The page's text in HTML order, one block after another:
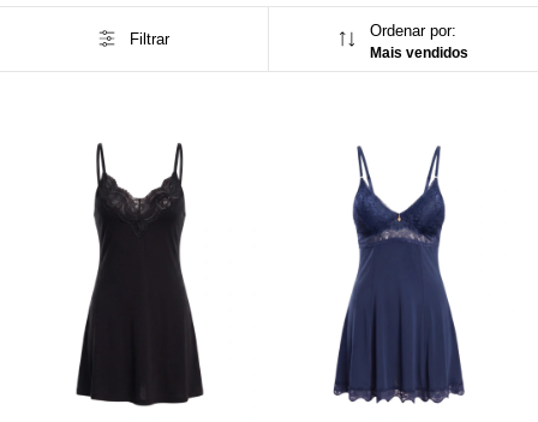
Filtrar Ordenar por:
Mais vendidos